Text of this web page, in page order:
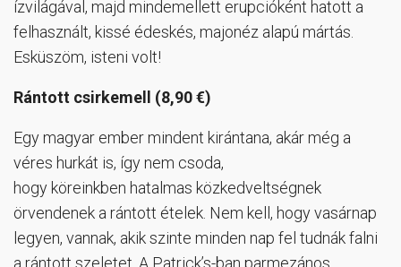
ízvilágával, majd mindemellett erupcióként hatott a
felhasznált, kissé édeskés, majonéz alapú mártás.
Esküszöm, isteni volt!
Rántott csirkemell (8,90 €)
Egy magyar ember mindent kirántana, akár még a
véres hurkát is, így nem csoda,
hogy köreinkben hatalmas közkedveltségnek
örvendenek a rántott ételek. Nem kell, hogy vasárnap
legyen, vannak, akik szinte minden nap fel tudnák falni
a rántott szeletet. A Patrick’s-ban parmezános